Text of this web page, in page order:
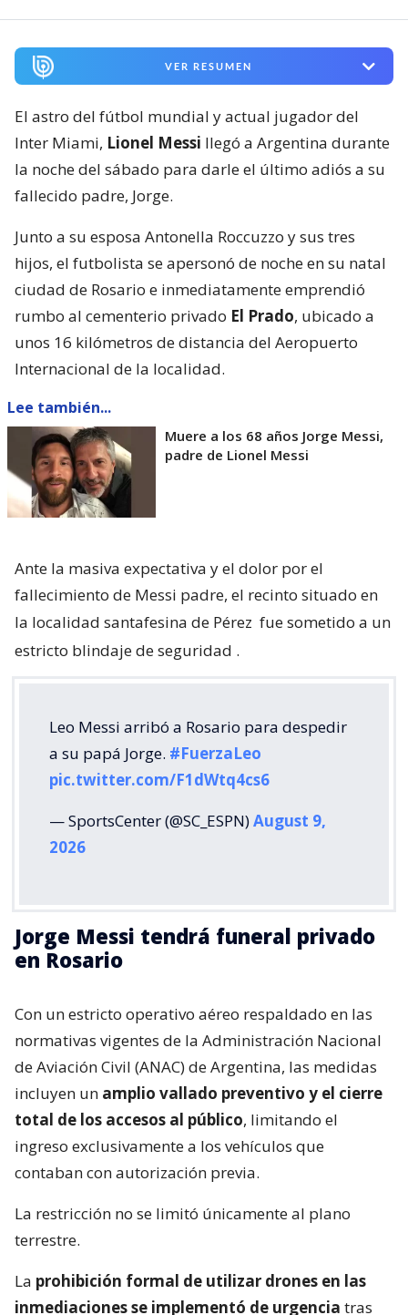
VER RESUMEN
El astro del fútbol mundial y actual jugador del
Inter Miami, Lionel Messi llegó a Argentina durante
la noche del sábado para darle el último adiós a su
fallecido padre, Jorge.
Junto a su esposa Antonella Roccuzzo y sus tres
hijos, el futbolista se apersonó de noche en su natal
ciudad de Rosario e inmediatamente emprendió
rumbo al cementerio privado El Prado, ubicado a
unos 16 kilómetros de distancia del Aeropuerto
Internacional de la localidad.
Lee también...
Muere a los 68 años Jorge Messi,
padre de Lionel Messi
Ante la masiva expectativa y el dolor por el
fallecimiento de Messi padre, el recinto situado en
la localidad santafesina de Pérez fue sometido a un
estricto blindaje de seguridad .
Leo Messi arribó a Rosario para despedir
a su papá Jorge. #FuerzaLeo
pic.twitter.com/F1dWtq4cs6
— SportsCenter (@SC_ESPN)August 9,
2026
Jorge Messi tendrá funeral privado
en Rosario
Con un estricto operativo aéreo respaldado en las
normativas vigentes de la Administración Nacional
de Aviación Civil (ANAC) de Argentina, las medidas
incluyen un amplio vallado preventivo y el cierre
total de los accesos al público, limitando el
ingreso exclusivamente a los vehículos que
contaban con autorización previa.
La restricción no se limitó únicamente al plano
terrestre.
La prohibición formal de utilizar drones en las
inmediaciones se implementó de urgencia tras